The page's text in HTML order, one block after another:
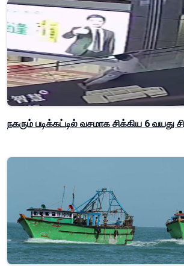
நகரும் படிக்கட்டில் வசமாக சிக்கிய 6 வயது